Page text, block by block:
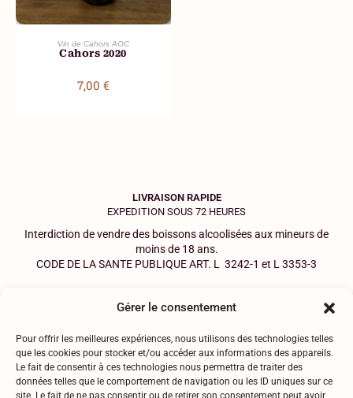
Gérer le consentement
Pour offrir les meilleures expériences, nous utilisons des technologies telles
que les cookies pour stocker et/ou accéder aux informations des appareils.
Le fait de consentir à ces technologies nous permettra de traiter des
données telles que le comportement de navigation ou les ID uniques sur ce
site. Le fait de ne pas consentir ou de retirer son consentement peut avoir
AJOUTER AU PANIER
Vin de Cahors AOC
Cahors 2020
7,00 €
LIVRAISON RAPIDE
EXPEDITION SOUS 72 HEURES
Interdiction de vendre des boissons alcoolisées aux mineurs de
moins de 18 ans.
CODE DE LA SANTE PUBLIQUE ART. L 3242-1 et L 3353-3
06.18.75.19.43
Mentions légales
Politique de confidentialité
RGPD